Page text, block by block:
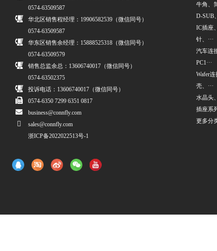
0574-63509587
华北区销售程经理：19906582539（微信同号）
0574-63509587
华东区销售余经理：15888525318（微信同号）
0574-63509579
销售总监余总：13606740017（微信同号）
0574-63502375
投诉电话：13606740017（微信同号）
0574-6350 7299 6351 0817
business@connfly.com
sales@connfly.com
浙ICP备2022022513号-1
牛角、
D-SUB
IC插座
针、···
汽车连
PC1···
Wafer
壳、···
水晶头
插座系
更多分